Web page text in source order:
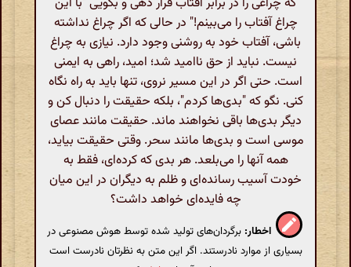
چراغ آفتاب را می‌بینم!" در حالی که اگر چراغ نداشته
باشی، آفتاب خود به روشنی وجود دارد. نیازی به چراغ
نیست. نباید از حق ناامید شد؛ امید، راهی به ایمنی
است. حتی اگر در این مسیر نروی، تنها باید به راه نگاه
کنی. نگو که "بدی‌ها کردم"، بلکه حقیقت را دنبال کن و
دیگر بدی‌ها باقی نخواهند ماند. حقیقت مانند عصای
موسی است و بدی‌ها مانند سحر. وقتی حقیقت بیاید،
همه آنها را می‌بلعد. هر بدی که کرده‌ای، فقط به
خودت آسیب رسانده‌ای و ظلم به دیگران در این میان
چه فایده‌ای خواهد داشت؟
اخطار: برگردان‌های تولید شده توسط هوش مصنوعی در
بسیاری از موارد نادرستند. اگر این متن به نظرتان نادرست است